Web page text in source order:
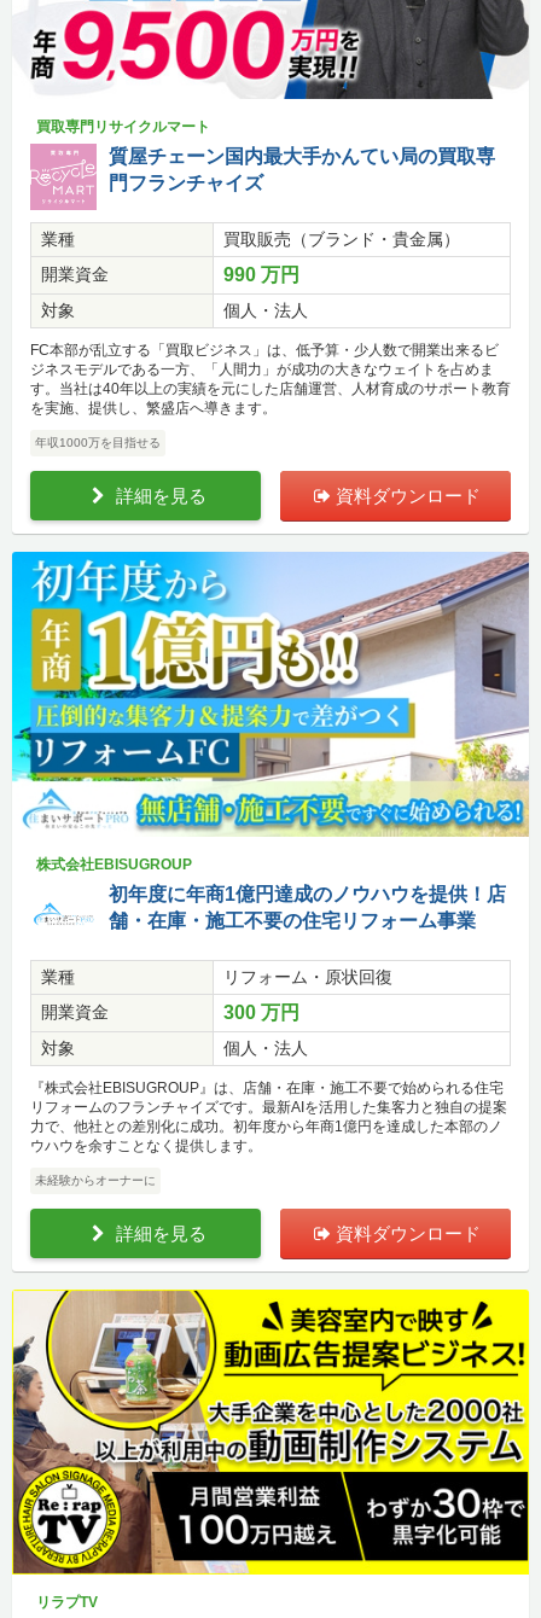
買取専門リサイクルマート
質屋チェーン国内最大手かんてい局の買取専
門フランチャイズ
業種
買取販売（ブランド・貴金属）
開業資金
990 万円
対象 個人・法人
FC本部が乱立する「買取ビジネス」は、低予算・少人数で開業出来るビ
ジネスモデルである一方、「人間力」が成功の大きなウェイトを占めま
す。当社は40年以上の実績を元にした店舗運営、人材育成のサポート教育
を実施、提供し、繁盛店へ導きます。
年収1000万を目指せる
詳細を見る 資料ダウンロード
株式会社EBISUGROUP
初年度に年商1億円達成のノウハウを提供！店
舗・在庫・施工不要の住宅リフォーム事業
業種
リフォーム・原状回復
開業資金
300 万円
対象 個人・法人
『株式会社EBISUGROUP』は、店舗・在庫・施工不要で始められる住宅
リフォームのフランチャイズです。最新AIを活用した集客力と独自の提案
力で、他社との差別化に成功。初年度から年商1億円を達成した本部のノ
ウハウを余すことなく提供します。
未経験からオーナーに
詳細を見る 資料ダウンロード
リラプTV